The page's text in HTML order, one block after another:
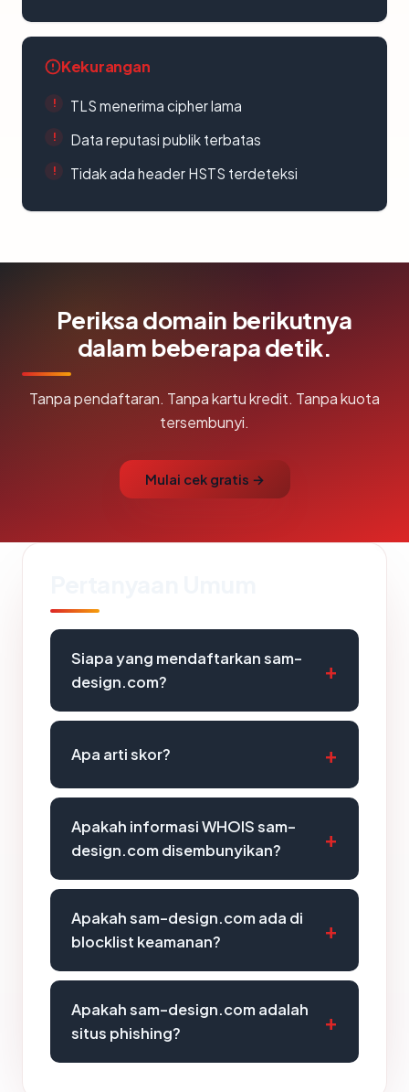
Kekurangan
TLS menerima cipher lama
Data reputasi publik terbatas
Tidak ada header HSTS terdeteksi
Periksa domain berikutnya
dalam beberapa detik.
Tanpa pendaftaran. Tanpa kartu kredit. Tanpa kuota
tersembunyi.
Mulai cek gratis →
Siapa yang mendaftarkan sam-
design.com?
Apa arti skor?
Apakah informasi WHOIS sam-
design.com disembunyikan?
Apakah sam-design.com ada di
blocklist keamanan?
Apakah sam-design.com adalah
situs phishing?